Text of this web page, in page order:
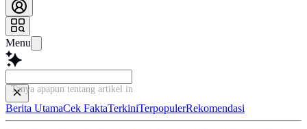
Menu
Tanya apapun tentang artikel ini...
Berita UtamaCek FaktaTerkiniTerpopulerRekomendasi